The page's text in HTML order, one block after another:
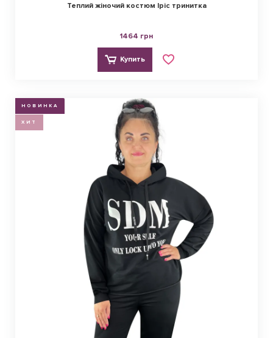
Теплий жіночий костюм Іріс тринитка
1464 грн
Купить
НОВИНКА
ХИТ